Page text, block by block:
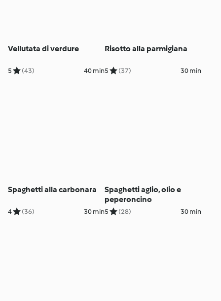
Vellutata di verdure
5 (43) 40 min
Risotto alla parmigiana
5 (37) 30 min
Spaghetti alla carbonara
4 (36) 30 min
Spaghetti aglio, olio e
peperoncino
5 (28) 30 min